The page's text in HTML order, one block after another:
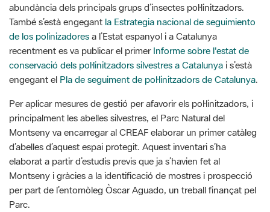
recentment es va publicar el primerInforme sobre l'estat de
conservació dels pol·linitzadors silvestres a Catalunyai s’està
engegant elPla de seguiment de pol·linitzadors de Catalunya
Per aplicar mesures de gestió per afavorir els pol·linitzadors, i
principalment les abelles silvestres, el Parc Natural del
Montseny va encarregar al CREAF elaborar un primer catàleg
d’abelles d’aquest espai protegit. Aquest inventari s’ha
elaborat a partir d’estudis previs que ja s’havien fet al
Montseny i gràcies a la identificació de mostres i prospecció
per part de l’entomòleg Òscar Aguado, un treball finançat pel
Parc.
Fins ara, s’han determinat 274 espècies d’abelles pertanyents
a 37 gèneres. És un bon nombre si és té en compte que a la